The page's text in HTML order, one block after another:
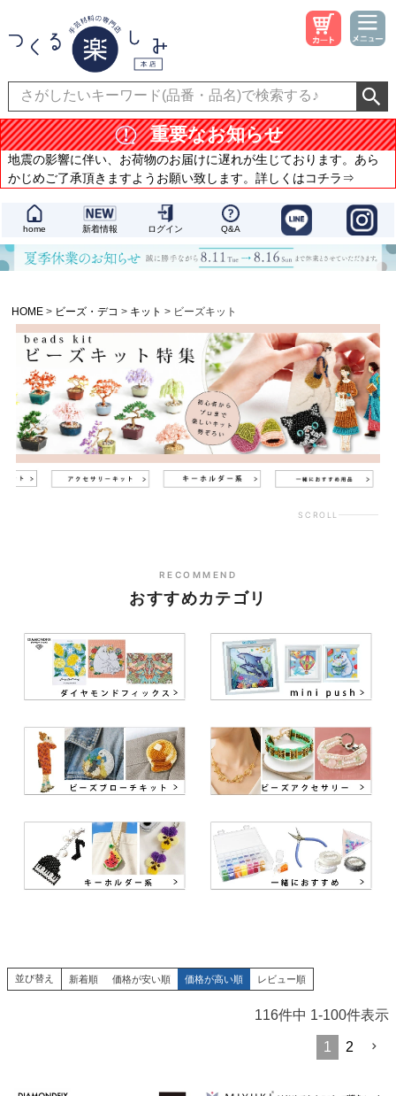
重要なお知らせ
地震の影響に伴い、お荷物のお届けに遅れが生じております。あら
かじめご了承頂きますようお願い致します。詳しくはコチラ⇒
home 新着情報 ログイン Q&A
HOME ビーズ・デコ キット ビーズキット
SCROLL
RECOMMEND
おすすめカテゴリ
並び替え 新着順 価格が安い順 価格が高い順 レビュー順
116件中 1-100件表示
1 2